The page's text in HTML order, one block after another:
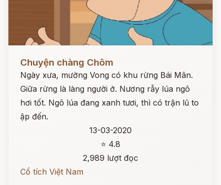
Chuyện chàng Chôm
Ngày xưa, mường Vong có khu rừng Bái Mân.
Giữa rừng là làng người ở. Nương rẫy lúa ngô
hơi tốt. Ngô lúa đang xanh tươi, thì có trận lũ to
ập đến.
13-03-2020
⭐ 4.8
2,989 lượt đọc
Cổ tích Việt Nam